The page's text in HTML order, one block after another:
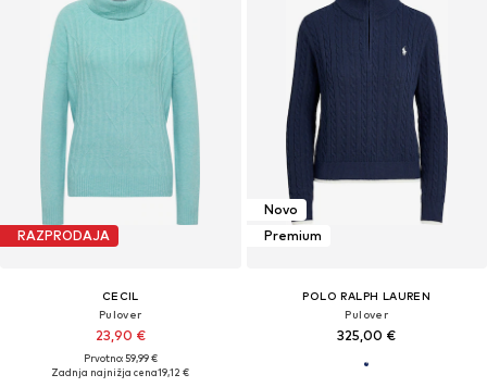
RAZPRODAJA
CECIL
Pulover
23,90 €
Prvotno: 59,99 €
Zadnja najnižja cena19,12 €
Novo
Premium
POLO RALPH LAUREN
Pulover
325,00 €